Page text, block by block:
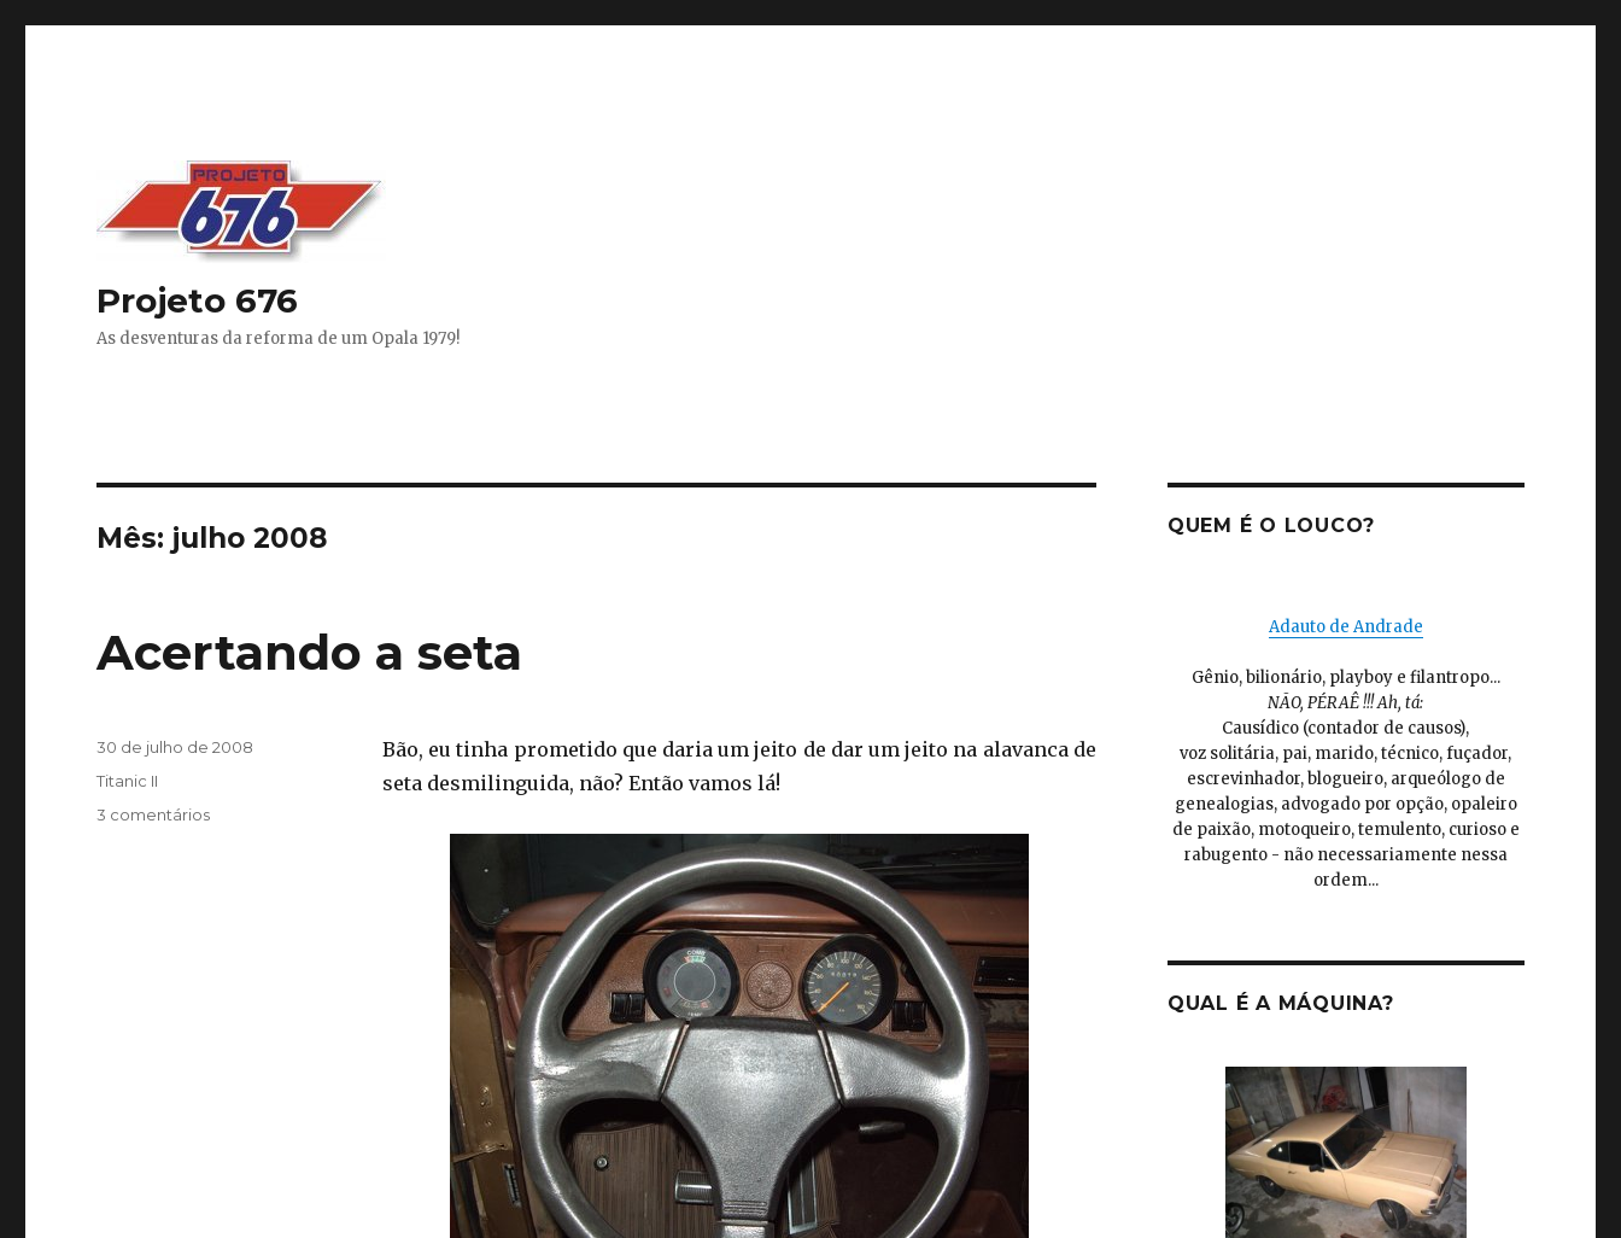
Projeto 676
As desventuras da reforma de um Opala 1979!
Mês: julho 2008
Acertando a seta
Bão, eu tinha prometido que daria um jeito de dar um jeito na alavanca de
seta desmilinguida, não? Então vamos lá!
Publicado
em
30 de julho de 2008
Categorias
Titanic II
3 comentáriosem
QUEM É O LOUCO?
Adauto de Andrade
Gênio, bilionário, playboy e filantropo...
NÃO, PÉRAÊ !!! Ah, tá:
Causídico (contador de causos),
voz solitária, pai, marido, técnico, fuçador,
escrevinhador, blogueiro, arqueólogo de
genealogias, advogado por opção, opaleiro
de paixão, motoqueiro, temulento, curioso e
rabugento - não necessariamente nessa
ordem...
QUAL É A MÁQUINA?